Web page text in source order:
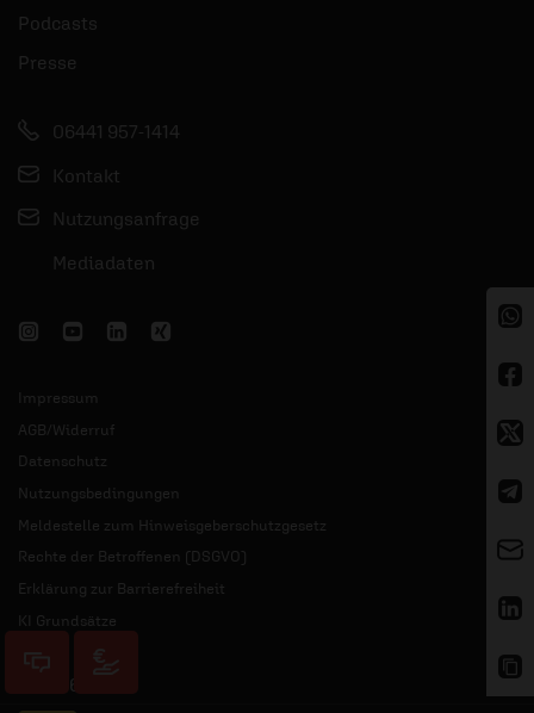
Podcasts
Presse
06441 957-1414
Kontakt
Nutzungsanfrage
Mediadaten
Impressum
AGB/Widerruf
Datenschutz
Nutzungsbedingungen
Meldestelle zum Hinweisgeberschutzgesetz
Rechte der Betroffenen (DSGVO)
Erklärung zur Barrierefreiheit
KI Grundsätze
© 2026 ERF